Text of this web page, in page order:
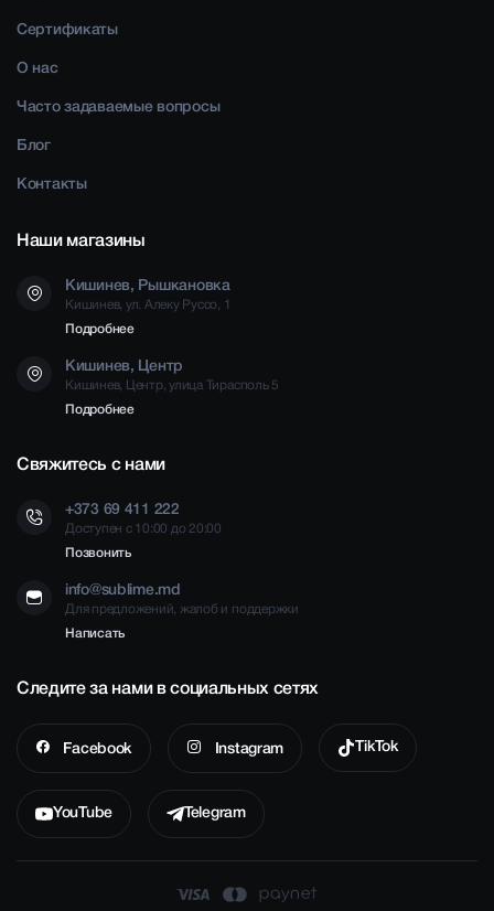
Сертификаты
О нас
Часто задаваемые вопросы
Блог
Контакты
Наши магазины
Кишинев, Рышкановка
Кишинев, ул. Алеку Руссо, 1
Подробнее
Кишинев, Центр
Кишинев, Центр, улица Тирасполь 5
Подробнее
Свяжитесь с нами
+373 69 411 222
Доступен с 10:00 до 20:00
Позвонить
info@sublime.md
Для предложений, жалоб и поддержки
Написать
Следите за нами в социальных сетях
Facebook Instagram TikTok
YouTube Telegram